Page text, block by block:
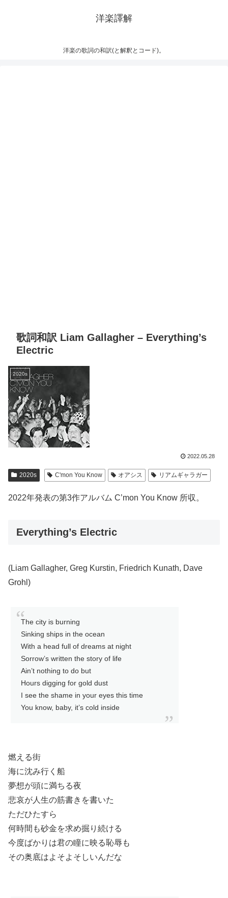
洋楽譯解
洋楽の歌詞の和訳(と解釈とコード)。
歌詞和訳 Liam Gallagher – Everything’s
Electric
2020s
2022.05.28
2020s C'mon You Know オアシス リアムギャラガー
2022年発表の第3作アルバム C’mon You Know 所収。
Everything’s Electric
(Liam Gallagher, Greg Kurstin, Friedrich Kunath, Dave
Grohl)
The city is burning
Sinking ships in the ocean
With a head full of dreams at night
Sorrow’s written the story of life
Ain’t nothing to do but
Hours digging for gold dust
I see the shame in your eyes this time
You know, baby, it’s cold inside
燃える街
海に沈み行く船
夢想が頭に満ちる夜
悲哀が人生の筋書きを書いた
ただひたすら
何時間も砂金を求め掘り続ける
今度ばかりは君の瞳に映る恥辱も
その奥底はよそよそしいんだな